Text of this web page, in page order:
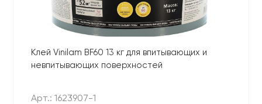
ОТПРАВИТЬ
Ваши данные не будут переданы третьим
лицам
Ваши данные не будут переданы третьим
лицам
Клей Vinilam BF60 13 кг для впитывающих и
невпитывающих поверхностей
Арт.: 1623907-1